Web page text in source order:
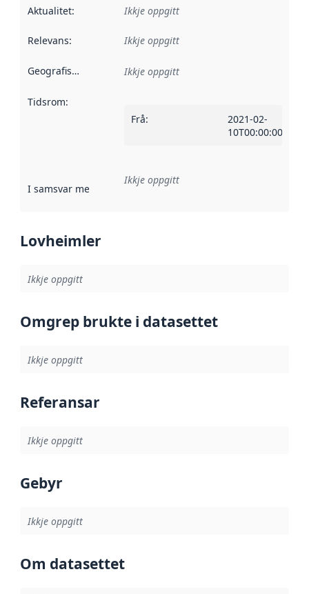
Aktualitet: Ikkje oppgitt
Relevans: Ikkje oppgitt
Geografisk område Ikkje oppgitt
Tidsrom:
Frå:
2021-02-
10T00:00:00Z
I samsvar med Referanse til ei implementeringsregel eller
Ikkje oppgitt
Lovheimler
Ikkje oppgitt
Omgrep brukte i datasettet
Ikkje oppgitt
Referansar
Ikkje oppgitt
Gebyr
Ikkje oppgitt
Om datasettet